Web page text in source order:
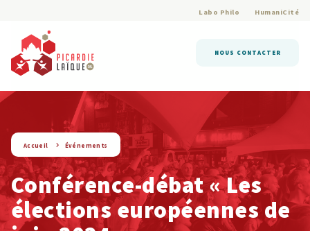
Labo Philo HumaniCité
NOUS CONTACTER
string(9) « evenement »
Accueil Événements
Conférence-débat « Les
élections européennes de